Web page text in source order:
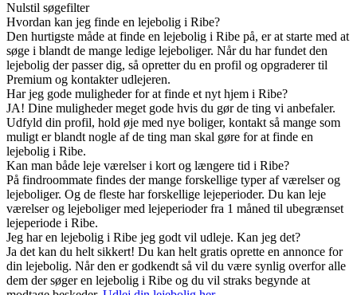
Nulstil søgefilter
Hvordan kan jeg finde en lejebolig i Ribe?
Den hurtigste måde at finde en lejebolig i Ribe på, er at starte med at
søge i blandt de mange ledige lejeboliger. Når du har fundet den
lejebolig der passer dig, så opretter du en profil og opgraderer til
Premium og kontakter udlejeren.
Har jeg gode muligheder for at finde et nyt hjem i Ribe?
JA! Dine muligheder meget gode hvis du gør de ting vi anbefaler.
Udfyld din profil, hold øje med nye boliger, kontakt så mange som
muligt er blandt nogle af de ting man skal gøre for at finde en
lejebolig i Ribe.
Kan man både leje værelser i kort og længere tid i Ribe?
På findroommate findes der mange forskellige typer af værelser og
lejeboliger. Og de fleste har forskellige lejeperioder. Du kan leje
værelser og lejeboliger med lejeperioder fra 1 måned til ubegrænset
lejeperiode i Ribe.
Jeg har en lejebolig i Ribe jeg godt vil udleje. Kan jeg det?
Ja det kan du helt sikkert! Du kan helt gratis oprette en annonce for
din lejebolig. Når den er godkendt så vil du være synlig overfor alle
dem der søger en lejebolig i Ribe og du vil straks begynde at